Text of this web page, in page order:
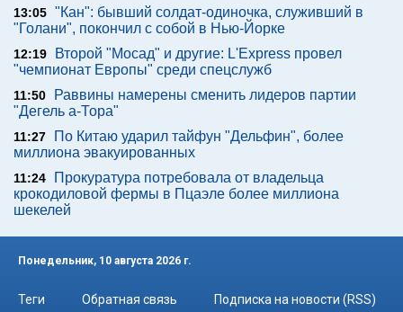
13:05 "Кан": бывший солдат-одиночка, служивший в
"Голани", покончил с собой в Нью-Йорке
12:19
Второй "Мосад" и другие: L'Express провел
"чемпионат Европы" среди спецслужб
11:50
Раввины намерены сменить лидеров партии
"Дегель а-Тора"
11:27
По Китаю ударил тайфун "Дельфин", более
миллиона эвакуированных
11:24
Прокуратура потребовала от владельца
крокодиловой фермы в Пцаэле более миллиона
шекелей
Понедельник, 10 августа 2026 г.
Теги Обратная связь Подписка на новости (RSS)